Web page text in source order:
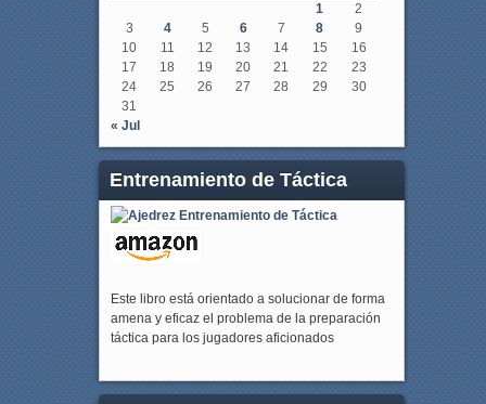
1
2
3
4 5 6 7 8
9
10
11 12 13 14 15
16
17
18 19 20 21 22
23
24
25 26 27 28 29
30
31
« Jul
Entrenamiento de Táctica
Este libro está orientado a solucionar de forma
amena y eficaz el problema de la preparación
táctica para los jugadores aficionados